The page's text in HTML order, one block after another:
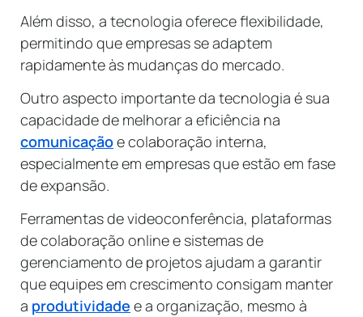
Além disso, a tecnologia oferece flexibilidade,
permitindo que empresas se adaptem
rapidamente às mudanças do mercado.
Outro aspecto importante da tecnologia é sua
capacidade de melhorar a eficiência na
comunicaçãoe colaboração interna,
especialmente em empresas que estão em fase
de expansão.
Ferramentas de videoconferência, plataformas
de colaboração online e sistemas de
gerenciamento de projetos ajudam a garantir
que equipes em crescimento consigam manter
a produtividade e a organização, mesmo à